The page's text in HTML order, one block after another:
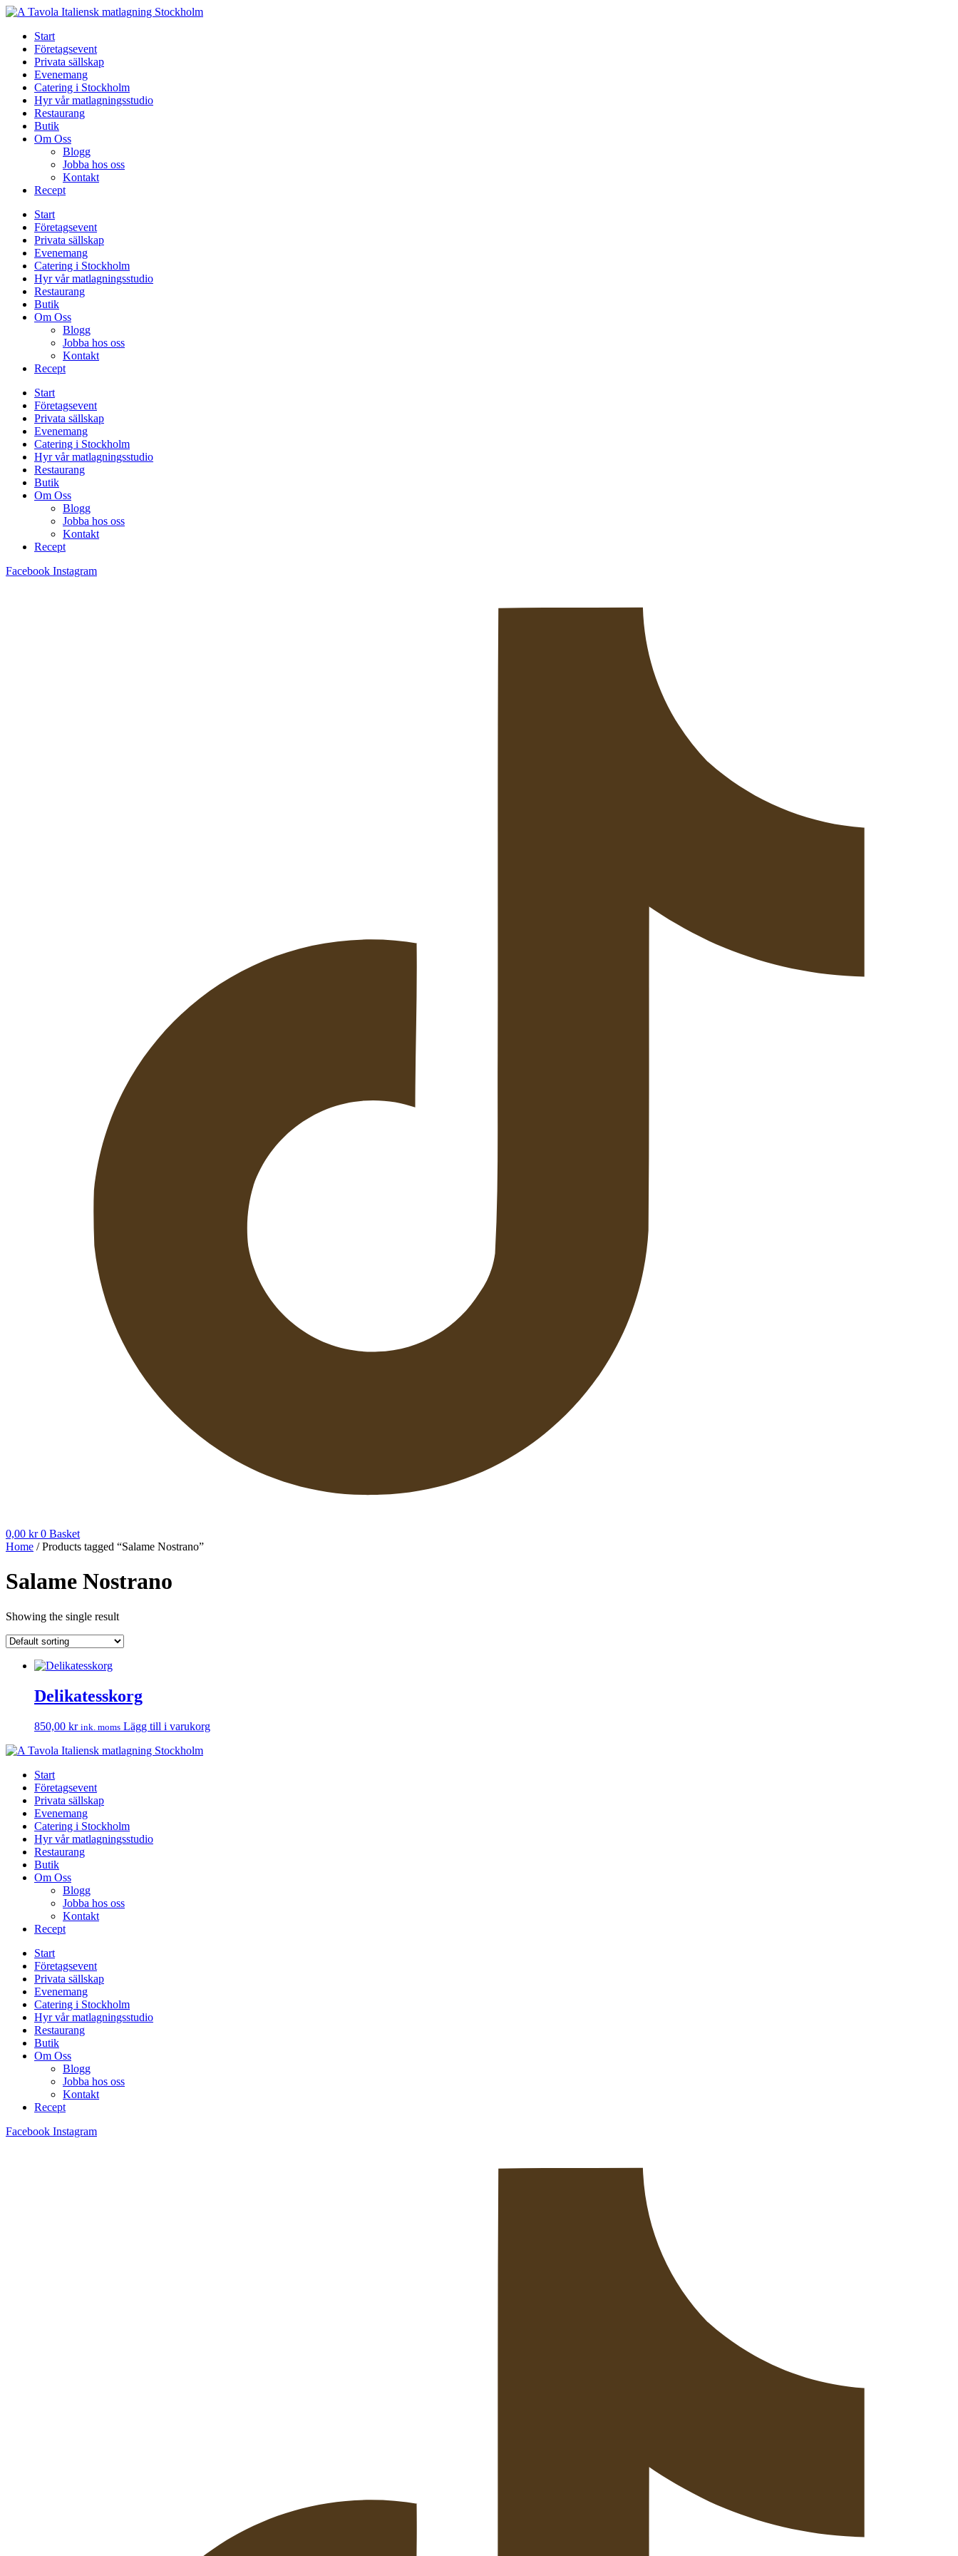
Skip
contentStart
Företagsevent
Privata sällskap
Evenemang
Catering i Stockholm
Hyr vår matlagningsstudio
Restaurang
Butik
Om Oss
Blogg
Jobba hos oss
Kontakt
Recept
Start
Företagsevent
Privata sällskap
Evenemang
Catering i Stockholm
Hyr vår matlagningsstudio
Restaurang
Butik
Om Oss
Blogg
Jobba hos oss
Kontakt
Recept
Start
Företagsevent
Privata sällskap
Evenemang
Catering i Stockholm
Hyr vår matlagningsstudio
Restaurang
Butik
Om Oss
Blogg
Jobba hos oss
Kontakt
Recept
Facebook Instagram
0,00 kr 0 Basket
Home / Products tagged “Salame Nostrano”
Salame Nostrano
Showing the single result
Delikatesskorg
850,00 kr ink. moms Lägg till i varukorg
Start
Företagsevent
Privata sällskap
Evenemang
Catering i Stockholm
Hyr vår matlagningsstudio
Restaurang
Butik
Om Oss
Blogg
Jobba hos oss
Kontakt
Recept
Start
Företagsevent
Privata sällskap
Evenemang
Catering i Stockholm
Hyr vår matlagningsstudio
Restaurang
Butik
Om Oss
Blogg
Jobba hos oss
Kontakt
Recept
Facebook Instagram